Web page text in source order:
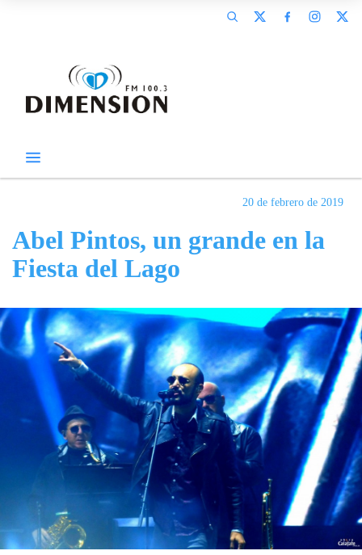
20 de febrero de 2019
Abel Pintos, un grande en la
Fiesta del Lago